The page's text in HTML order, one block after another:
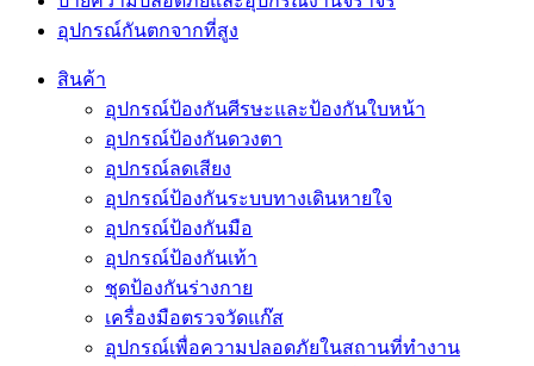
อุปกรณ์กันตกจากที่สูง
สินค้า
อุปกรณ์ป้องกันศีรษะและป้องกันใบหน้า
อุปกรณ์ป้องกันดวงตา
อุปกรณ์ลดเสียง
อุปกรณ์ป้องกันระบบทางเดินหายใจ
อุปกรณ์ป้องกันมือ
อุปกรณ์ป้องกันเท้า
ชุดป้องกันร่างกาย
เครื่องมือตรวจวัดแก๊ส
อุปกรณ์เพื่อความปลอดภัยในสถานที่ทำงาน